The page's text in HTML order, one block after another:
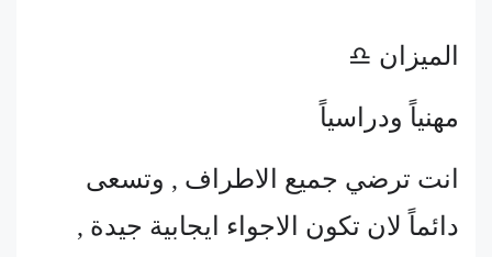
الميزان ♎
مهنياً ودراسياً
انت ترضي جميع الاطراف , وتسعى
دائماً لان تكون الاجواء ايجابية جيدة ,